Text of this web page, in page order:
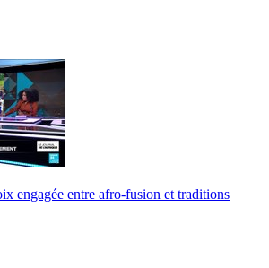
engagée entre afro-fusion et traditions